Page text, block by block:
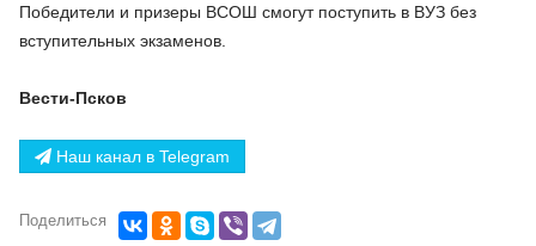
Победители и призеры ВСОШ смогут поступить в ВУЗ без
вступительных экзаменов.
Вести-Псков
Наш канал в Telegram
Поделиться